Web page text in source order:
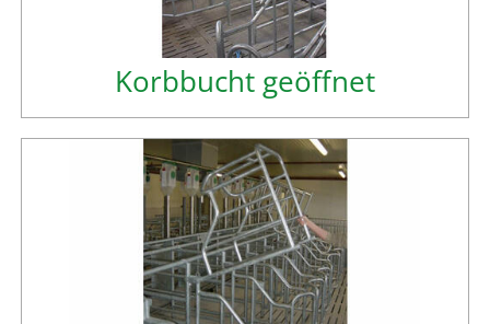
Korbbucht geöffnet